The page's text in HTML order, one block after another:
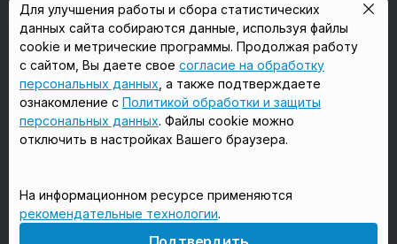
в Сергиевом Посаде в Люберцах
в Красногорске в Королёве
в Домодедово в Щёлково
18+
Мы в соцсетях
Для улучшения работы и сбора статистических
данных сайта собираются данные, используя файлы
cookie и метрические программы. Продолжая работу
с сайтом, Вы даете свое согласие на обработку
персональных данных , а также подтверждаете
ознакомление с Политикой обработки и защиты
персональных данных. Файлы cookie можно
отключить в настройках Вашего браузера.
На информационном ресурсе применяются
рекомендательные технологии.